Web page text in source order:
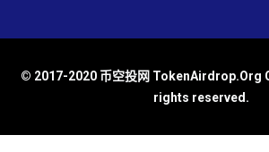
© 2017-2020 币空投网 TokenAirdrop.Org
rights reserved.